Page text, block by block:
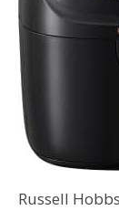
Russell